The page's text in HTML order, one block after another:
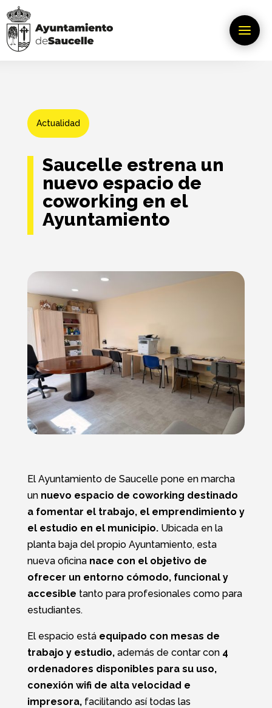
Actualidad
Saucelle estrena un
nuevo espacio de
coworking en el
Ayuntamiento
El Ayuntamiento de Saucelle pone en marcha
un nuevo espacio de coworking destinado
a fomentar el trabajo, el emprendimiento y
el estudio en el municipio.Ubicada en la
planta baja del propio Ayuntamiento, esta
nueva oficina nace con el objetivo de
ofrecer un entorno cómodo, funcional y
accesible tanto para profesionales como para
estudiantes.
El espacio está equipado con mesas de
trabajo y estudio,además de contar con 4
ordenadores disponibles para su uso,
conexión wifi de alta velocidad e
impresora,facilitando así todas las